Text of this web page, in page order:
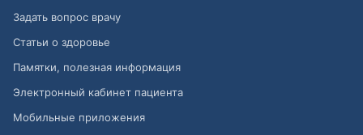
Задать вопрос врачу
Статьи о здоровье
Памятки, полезная информация
Электронный кабинет пациента
Мобильные приложения